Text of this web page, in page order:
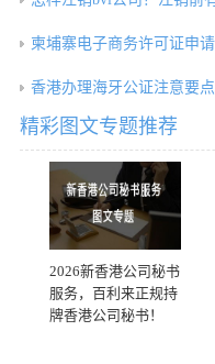
柬埔寨电子商务许可证申请
香港办理海牙公证注意要点
精彩图文专题推荐
2026新香港公司秘书
服务，百利来正规持
牌香港公司秘书！